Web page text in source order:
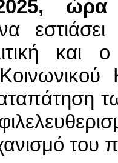
2025,
και
του